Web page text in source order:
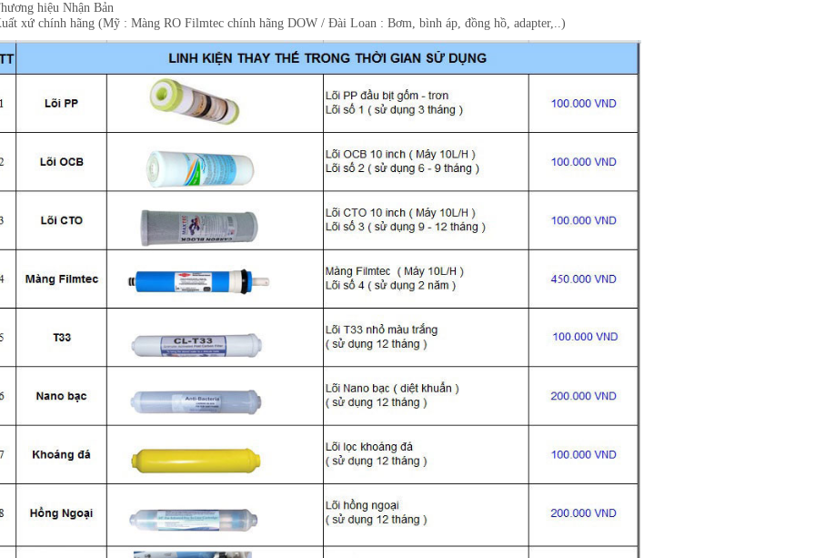
hiệu Nhận Bản
xứ chính hãng (Mỹ : Màng RO Filmtec chính hãng DOW / Đài Loan : Bơm, bình áp, đồng hồ, adapter,..)